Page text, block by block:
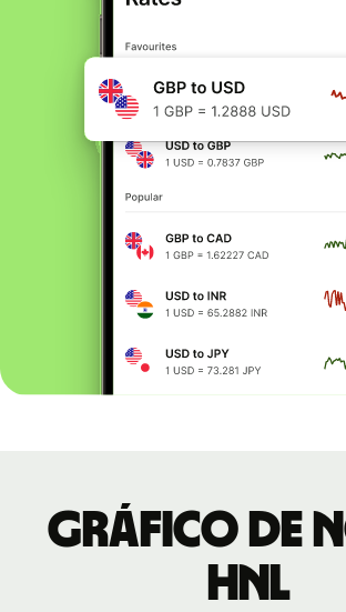
Gráfico de
HNL